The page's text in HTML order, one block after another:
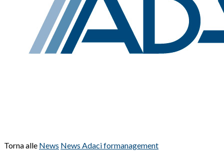
Torna alle News News Adaci formanagement